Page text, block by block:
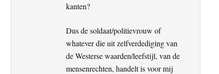
kanten?
Dus de soldaat/politievrouw of
whatever die uit zelfverdediging van
de Westerse waarden/leefstijl, van de
mensenrechten, handelt is voor mij